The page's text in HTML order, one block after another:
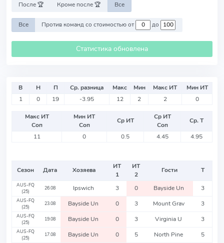
После 🏆 Кроме после 🏆 Все
Все Против команд со стоимостью от до
Статистика обновлена
В Н П Ср. разница Макс Мин Макс ИТ
Мин ИТ
1
0 19 -3.95 12 2 2 0
Макс ИТ
Соп
Мин ИТ
Соп
Ср ИТ
Ср ИТ
Соп
Ср. Т
11
0 0.5 4.45 4.95
Сезон Дата Хозяева
ИТ
1
ИТ
2
Гости Т
AUS-FQ
(25)
26.08 Ipswich 3 0 Bayside Un 3
AUS-FQ
(25)
23.08 Bayside Un 0 3 Mount Grav 3
AUS-FQ
(25)
19.08 Bayside Un 0 3 Virginia U 3
AUS-FQ
(25)
17.08 Bayside Un 0 5 North Pine 5